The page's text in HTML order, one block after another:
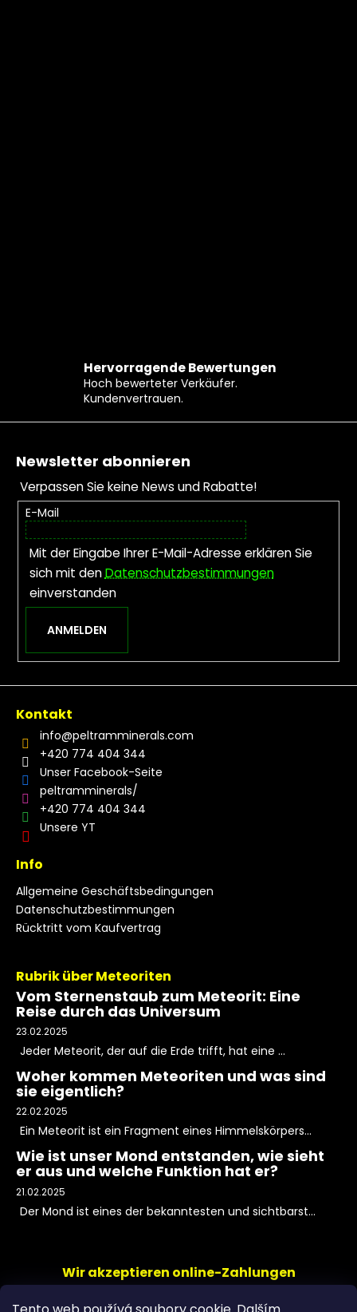
Hervorragende Bewertungen
Hoch bewerteter Verkäufer.
Kundenvertrauen.
Fußzeile
Newsletter abonnieren
Verpassen Sie keine News und Rabatte!
E-Mail
Mit der Eingabe Ihrer E-Mail-Adresse erklären Sie
sich mit denDatenschutzbestimmungen
einverstanden
ANMELDEN
Kontakt
info@peltramminerals.com
+420 774 404 344
Unser Facebook-Seite
peltramminerals/
+420 774 404 344
Unsere YT
Info
Allgemeine Geschäftsbedingungen
Datenschutzbestimmungen
Rücktritt vom Kaufvertrag
Rubrik über Meteoriten
Vom Sternenstaub zum Meteorit: Eine
Reise durch das Universum
23.02.2025
Jeder Meteorit, der auf die Erde trifft, hat eine ...
Woher kommen Meteoriten und was sind
sie eigentlich?
22.02.2025
Ein Meteorit ist ein Fragment eines Himmelskörpers...
Wie ist unser Mond entstanden, wie sieht
er aus und welche Funktion hat er?
21.02.2025
Der Mond ist eines der bekanntesten und sichtbarst...
Wir akzeptieren online-Zahlungen